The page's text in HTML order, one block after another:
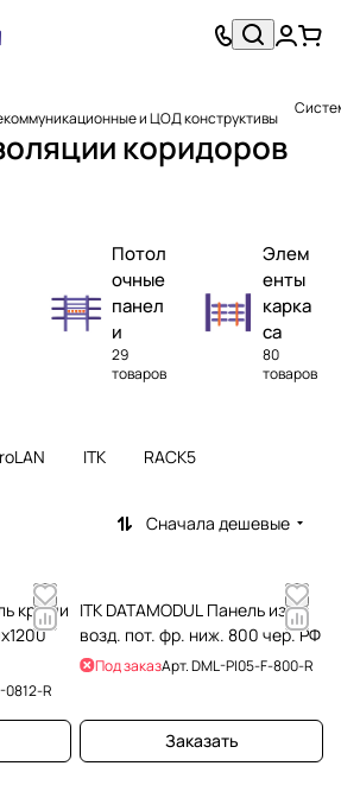
и ЦОД конструктивы
коридоров
Потол
очные
панел
и
29
товаров
Элем
енты
карка
са
80
товаров
ITK RACK5
Сначала дешевые
крыши
0812-R
ITK DATAMODUL Панель изол.
возд. пот. фр. ниж. 800 чер. РФ
Под заказАрт.DML-PI05-F-800-R
Заказать